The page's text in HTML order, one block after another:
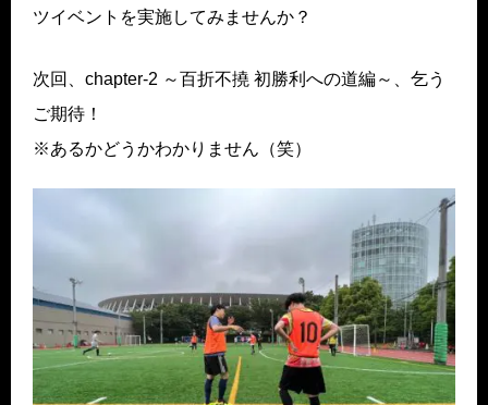
ツイベントを実施してみませんか？
次回、chapter-2 ～百折不撓 初勝利への道編～、乞う
ご期待！
※あるかどうかわかりません（笑）